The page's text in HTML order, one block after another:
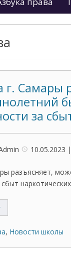
г. Самары
за
10.05.2023
разъясняет,
, Новости школы